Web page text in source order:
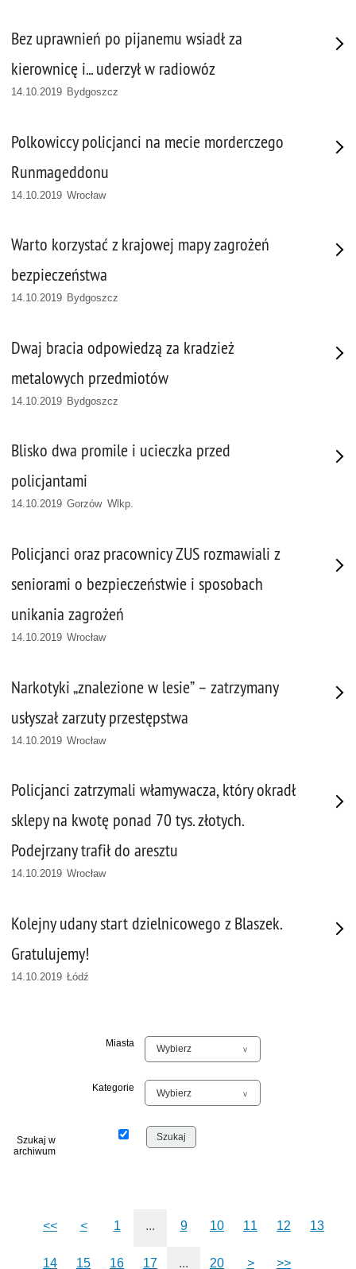
Bez uprawnień po pijanemu wsiadł za
kierownicę i... uderzył w radiowóz
14.10.2019 Bydgoszcz
Polkowiccy policjanci na mecie morderczego
Runmageddonu
14.10.2019 Wrocław
Warto korzystać z krajowej mapy zagrożeń
bezpieczeństwa
14.10.2019 Bydgoszcz
Dwaj bracia odpowiedzą za kradzież
metalowych przedmiotów
14.10.2019 Bydgoszcz
Blisko dwa promile i ucieczka przed
policjantami
14.10.2019 Gorzów Wlkp.
Policjanci oraz pracownicy ZUS rozmawiali z
seniorami o bezpieczeństwie i sposobach
unikania zagrożeń
14.10.2019 Wrocław
Narkotyki „znalezione w lesie” – zatrzymany
usłyszał zarzuty przestępstwa
14.10.2019 Wrocław
Policjanci zatrzymali włamywacza, który okradł
sklepy na kwotę ponad 70 tys. złotych.
Podejrzany trafił do aresztu
14.10.2019 Wrocław
Kolejny udany start dzielnicowego z Blaszek.
Gratulujemy!
14.10.2019 Łódź
Miasta
Kategorie
Szukaj w
archiwum
<< < 1 ... 9 10 11 12 13
14 15 16 17 ... 20 > >>